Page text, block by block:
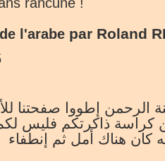
l'arabe par Roland
الرحمن إطووا صفحتنا
ذاكرتكم فليس
كان هناك أمل ثم إنطفاء